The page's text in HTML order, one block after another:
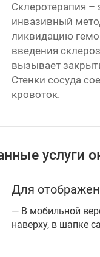
Склеротерапия
инвазивный
ликвидацию
введения
вызывает
Стенки сосуда
кровоток.
услуги
Для
В мобильной
наверху, в шапке